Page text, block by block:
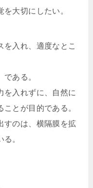
大切にしたい。
を入れ、適度なとこ
ある。
を入れずに、自然に
とが目的である。
すのは、横隔膜を拡
。